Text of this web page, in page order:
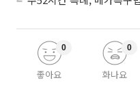
좋아요
0
화나요
0